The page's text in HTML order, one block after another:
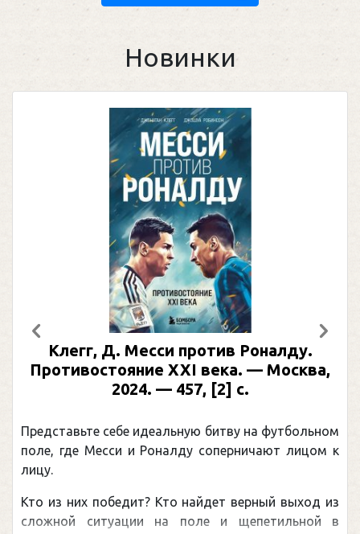
Новинки
Клегг, Д. Месси против Роналду.
Противостояние XXI века. — Москва,
2024. — 457, [2] с.
Представьте себе идеальную битву на футбольном
поле, где Месси и Роналду соперничают лицом к
лицу.
Кто из них победит? Кто найдет верный выход из
сложной ситуации на поле и щепетильной в
Предыдущий